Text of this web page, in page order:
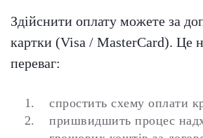
Здійснити оплату можете за
картки (Visa / MasterCard). Це
переваг:
спростить схему оплати
пришвидшить процес